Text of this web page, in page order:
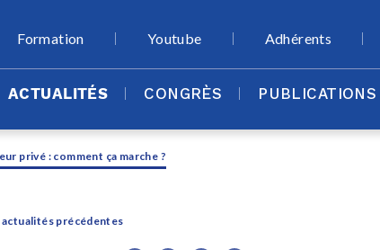
ACTUALITÉS CONGRÈS PUBLICATIONS
Formation Youtube Adhérents
privé : comment ça marche ?
actualités précédentes